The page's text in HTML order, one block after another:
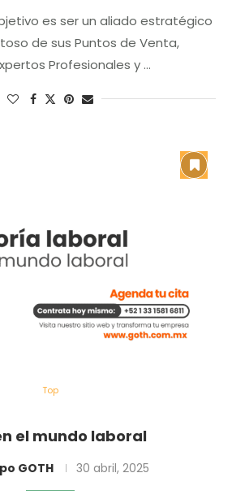
es ser un aliado estratégico
de sus Puntos de Venta,
Profesionales y …
Top
el mundo laboral
GOTH 30 abril, 2025